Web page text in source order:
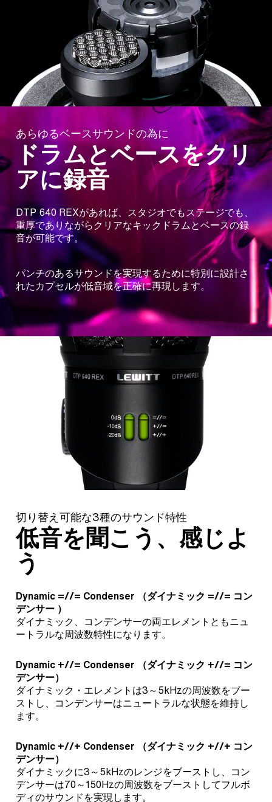
あらゆるベースサウンドの為に
ドラムとベースをクリ
アに録音
DTP 640 REXがあれば、スタジオでもステージでも、
重厚でありながらクリアなキックドラムとベースの録
音が可能です。
パンチのあるサウンドを実現するために特別に設計さ
れたカプセルが低音域を正確に再現します。
切り替え可能な3種のサウンド特性
低音を聞こう、感じよ
う
Dynamic =//= Condenser （ダイナミック =//= コン
デンサー ）
ダイナミック、コンデンサーの両エレメントともニュ
ートラルな周波数特性になります。
Dynamic +//= Condenser （ダイナミック +//= コン
デンサー）
ダイナミック・エレメントは3～5kHzの周波数をブー
ストし、コンデンサーはニュートラルな状態を維持し
ます。
Dynamic +//+ Condenser （ダイナミック +//+ コン
デンサー）
ダイナミックに3～5kHzのレンジをブーストし、コン
デンサーは70～150Hzの周波数をブーストしてフルボ
ディのサウンドを実現します。